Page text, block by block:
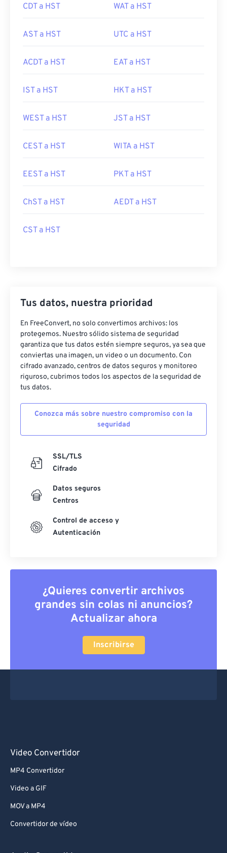
CDT a HST WAT a HST
AST a HST UTC a HST
ACDT a HST EAT a HST
IST a HST HKT a HST
WEST a HST JST a HST
CEST a HST WITA a HST
EEST a HST PKT a HST
ChST a HST AEDT a HST
CST a HST
Tus datos, nuestra prioridad
En FreeConvert, no solo convertimos archivos: los
protegemos. Nuestro sólido sistema de seguridad
garantiza que tus datos estén siempre seguros, ya sea que
conviertas una imagen, un video o un documento. Con
cifrado avanzado, centros de datos seguros y monitoreo
riguroso, cubrimos todos los aspectos de la seguridad de
tus datos.
Conozca más sobre nuestro compromiso con la
seguridad
SSL/TLS
Cifrado
Datos seguros
Centros
Control de acceso y
Autenticación
¿Quieres convertir archivos
grandes sin colas ni anuncios?
Actualizar ahora
Inscribirse
Video Convertidor
MP4 Convertidor
Video a GIF
MOV a MP4
Convertidor de vídeo